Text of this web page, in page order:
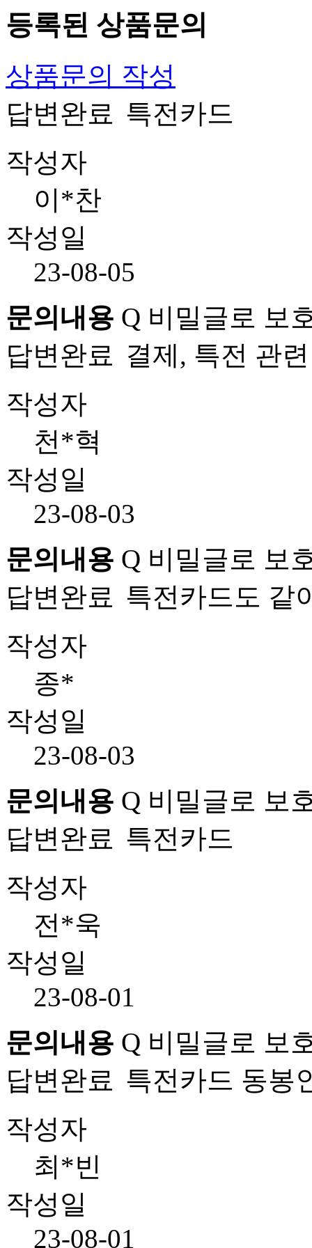
등록된 상품문의
상품문의 작성
답변완료 특전카드
작성자
이*찬
작성일
23-08-05
문의내용 Q 비밀글로 보
답변완료
결제, 특전 관
작성자
천*혁
작성일
23-08-03
문의내용 Q 비밀글로 보
답변완료 특전카드도 같
작성자
종*
작성일
23-08-03
문의내용 Q 비밀글로 보
답변완료 특전카드
작성자
전*욱
작성일
23-08-01
문의내용 Q 비밀글로 보
답변완료 특전카드 동봉
작성자
최*빈
작성일
23-08-01